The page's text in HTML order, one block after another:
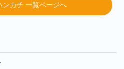
ンカチ 一覧ページへ